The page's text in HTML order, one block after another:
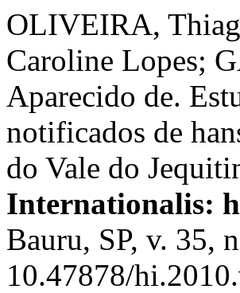
OLIVEIRA,
Caroline Lopes;
Aparecido de.
notificados de
do Vale do
Internationalis:
Bauru, SP, v. 35,
10.47878/